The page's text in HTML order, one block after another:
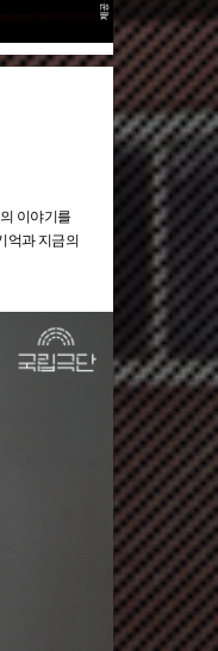
이야기를
억과 지금의